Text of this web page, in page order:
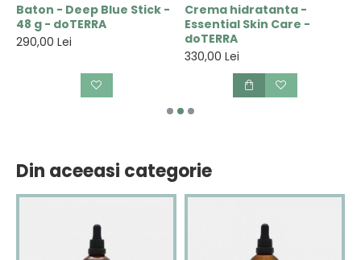
Baton - Deep Blue Stick -
48 g - doTERRA
290,00 Lei
Crema hidratanta -
Essential Skin Care -
doTERRA
330,00 Lei
Din aceeasi categorie